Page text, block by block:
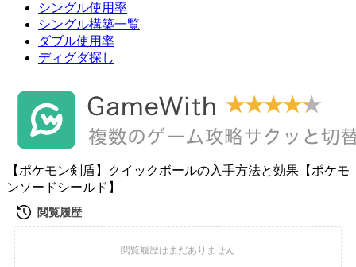
シングル使用率
シングル構築一覧
ダブル使用率
ディグダ探し
【ポケモン剣盾】クイックボールの入手方法と効果【ポケモ
ンソードシールド】